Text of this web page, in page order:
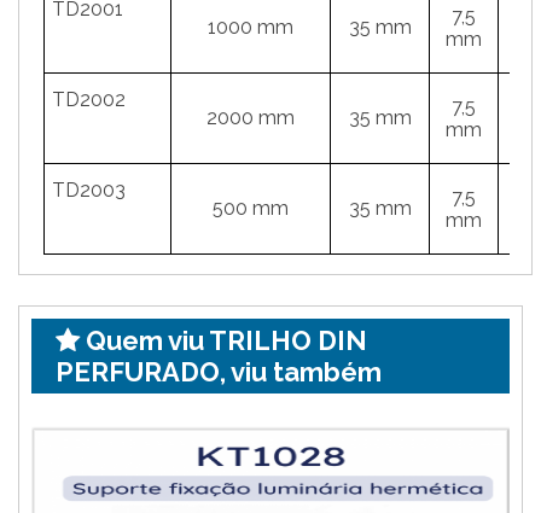
TD2001
1000 mm 35 mm
7,5
mm
TD2002
2000 mm 35 mm
7,5
mm
TD2003
500 mm 35 mm
7,5
mm
Quem viu TRILHO DIN
PERFURADO, viu também